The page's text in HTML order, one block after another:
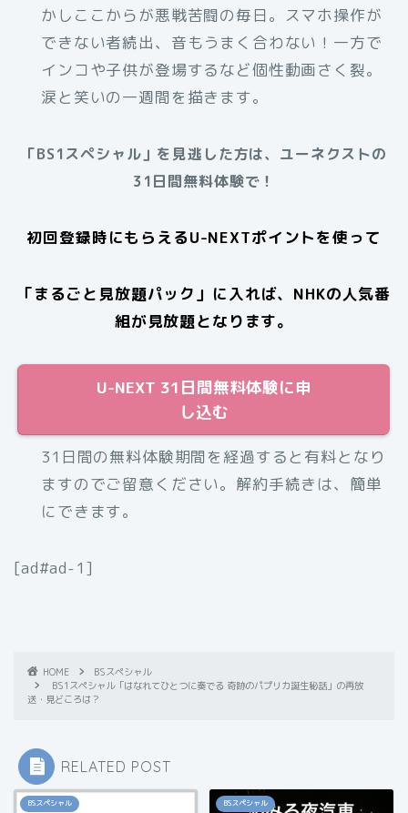
かしここからが悪戦苦闘の毎日。スマホ操作が
できない者続出、音もうまく合わない！一方で
インコや子供が登場するなど個性動画さく裂。
涙と笑いの一週間を描きます。
「BS1スペシャル」を見逃した方は、ユーネクストの
31日間無料体験で！
初回登録時にもらえるU-NEXTポイントを使って
「まるごと見放題パック」に入れば、NHKの人気番
組が見放題となります。
U-NEXT 31日間無料体験に申
し込む
31日間の無料体験期間を経過すると有料となり
ますのでご留意ください。解約手続きは、簡単
にできます。
[ad#ad-1]
HOME
BSスペシャル
BS1スペシャル「はなれてひとつに奏でる 奇跡のパプリカ誕生秘話」の再放
送・見どころは？
RELATED POST
BSスペシャル BSスペシャル